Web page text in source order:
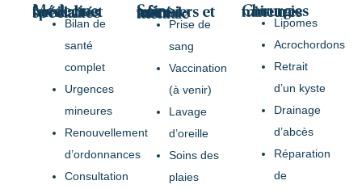
Médecine familiale et spécialités
Bilan de
santé
complet
Urgences
mineures
Renouvellement
d’ordonnances
Consultation
Soins infirmiers et santé mentale
Prise de
sang
Vaccination
(à venir)
Lavage
d’oreille
Soins des
plaies
Chirurgies mineures
Lipomes
Acrochordons
Retrait
d’un kyste
Drainage
d’abcès
Réparation
de